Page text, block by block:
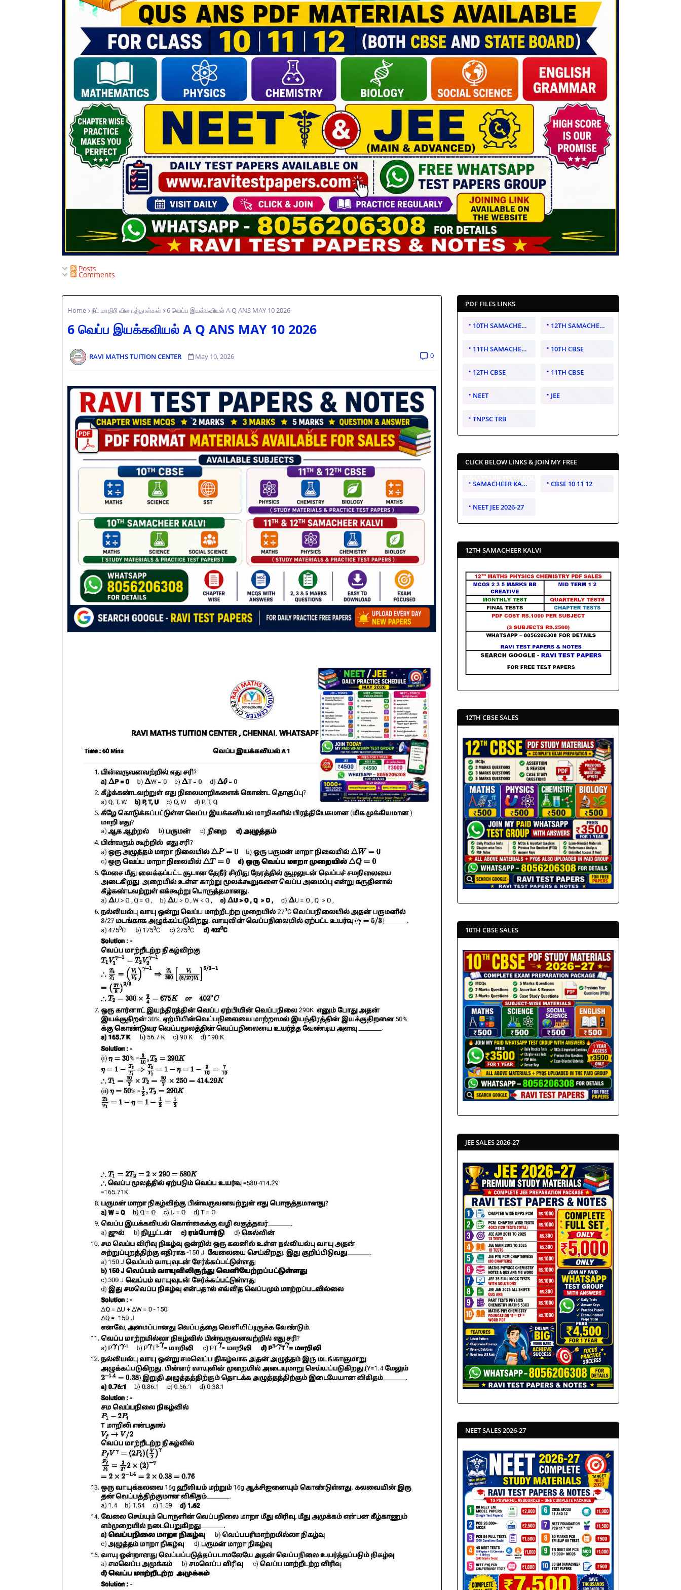
Posts
Comments
Home நீட் மாதிரி வினாத்தாள்கள் 6 வெப்ப இயக்கவியல் A Q ANS MAY 10 2026
6 வெப்ப இயக்கவியல் A Q ANS MAY 10 2026
RAVI MATHS TUITION CENTER May 10, 2026 0
PDF FILES LINKS
10TH SAMACHEER KALVI 12TH SAMACHEER KALVI
11TH SAMACHEER KALVI 10TH CBSE
12TH CBSE 11TH CBSE
NEET JEE
TNPSC TRB
CLICK BELOW LINKS & JOIN MY FREE
SAMACHEER KALVI 10 11 12 CBSE 10 11 12
NEET JEE 2026-27
12TH SAMACHEER KALVI
12TH CBSE SALES
10TH CBSE SALES
JEE SALES 2026-27
NEET SALES 2026-27